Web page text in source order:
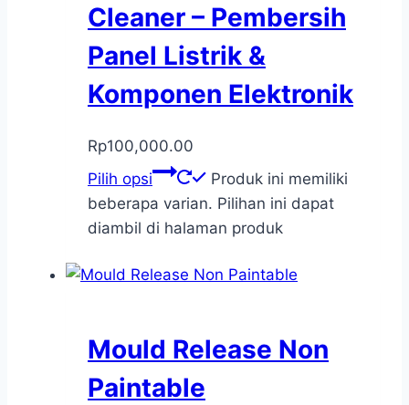
Cleaner – Pembersih
Panel Listrik &
Komponen Elektronik
Rp100,000.00
Pilih opsi
Produk ini memiliki
beberapa varian. Pilihan ini dapat
diambil di halaman produk
Mould Release Non
Paintable